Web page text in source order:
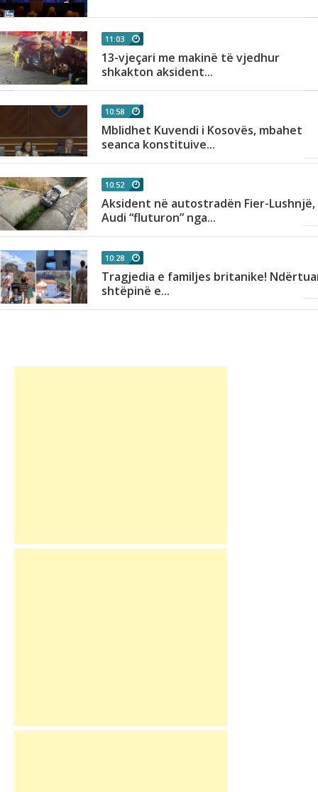
11:03
13-vjeçari me makinë të vjedhur
shkakton aksident...
10:58
Mblidhet Kuvendi i Kosovës, mbahet
seanca konstituive...
10:52
Aksident në autostradën Fier-Lushnjë,
Audi “fluturon” nga...
10:28
Tragjedia e familjes britanike!
shtëpinë e...